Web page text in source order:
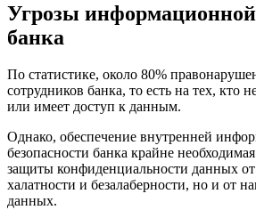
Угрозы информационной
банка
По статистике, около 80%
сотрудников банка, то есть на тех, кто
или имеет доступ к данным.
Однако, обеспечение внутренней
безопасности банка крайне
защиты конфиденциальности данных
халатности и безалаберности, но и от
данных.